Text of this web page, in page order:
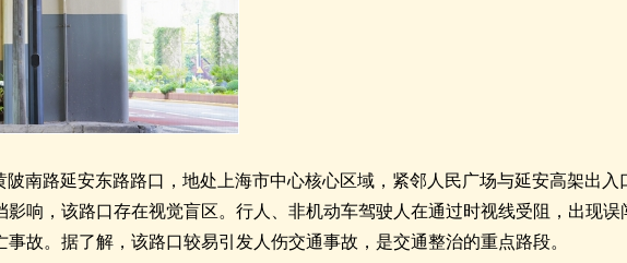
南路延安东路路口，地处上海市中心核心区域，紧邻人民广场与延安高架出入
响，该路口存在视觉盲区。行人、非机动车驾驶人在通过时视线受阻，出现误
故。据了解，该路口较易引发人伤交通事故，是交通整治的重点路段。